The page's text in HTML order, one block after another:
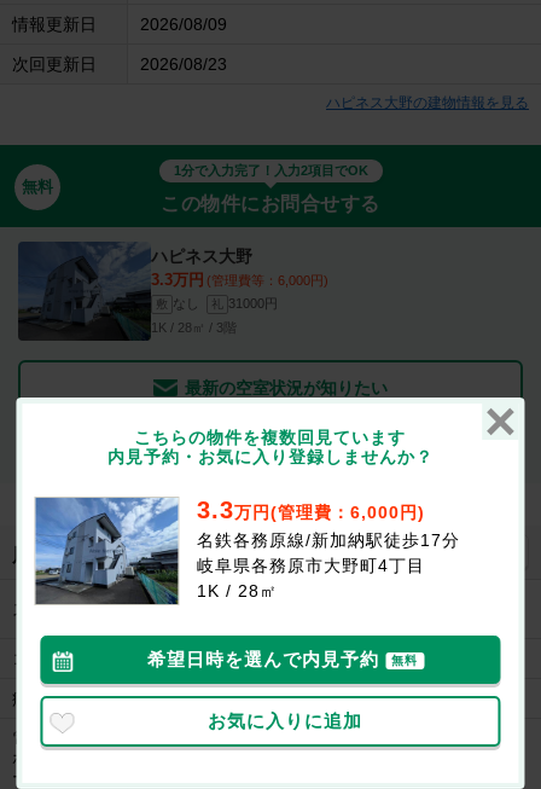
情報更新日 2026/08/09
次回更新日 2026/08/23
ハピネス大野の建物情報を見る
無料
1分で入力完了！入力2項目でOK
この物件にお問合せする
ハピネス大野
3.3万円 (管理費等：6,000円)
敷 なし 礼
31000円
1K / 28㎡ / 3階
最新の空室状況が知りたい
内見したい
初期費用が
知りたい
似たお部屋を
知りたい
周辺施設 地図を見る
スーパー
イオン各務原店まで665m
コンビニ サークルK那加日新店まで873m:※参考写真
病院 医療法人秀幸会横山病院まで2040m
電気量販店/
ホームセンタ
ー
こちらの物件を複数回見ています
内見予約・お気に入り登録しませんか？
3.3万円(管理費：6,000円)
名鉄各務原線/新加納駅徒歩17分
岐阜県各務原市大野町4丁目
1K / 28㎡
希望日時を選んで内見予約 無料
お気に入りに追加